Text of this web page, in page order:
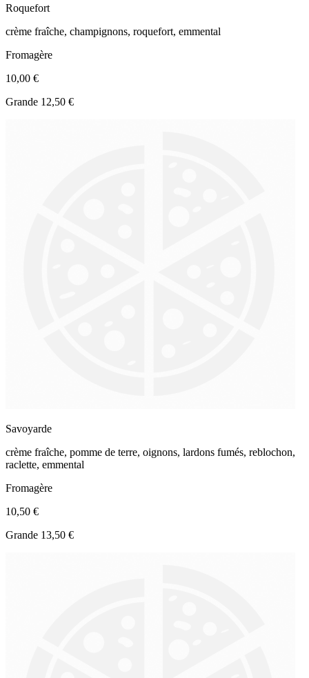
Roquefort
crème fraîche, champignons, roquefort, emmental
Fromagère
10,00 €
Grande 12,50 €
Savoyarde
crème fraîche, pomme de terre, oignons, lardons fumés, reblochon,
raclette, emmental
Fromagère
10,50 €
Grande 13,50 €